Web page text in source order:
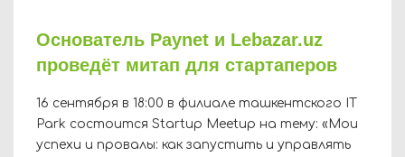
Основатель Paynet и Lebazar.uz
проведёт митап для стартаперов
16 сентября в 18:00 в филиале ташкентского IT
Park состоится Startup Meetup на тему: «Мои
успехи и провалы: как запустить и управлять